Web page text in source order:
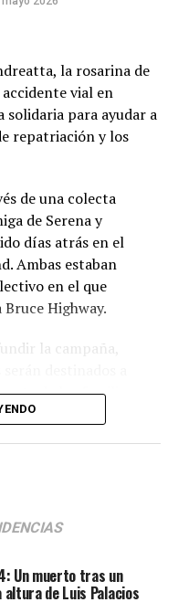
e inversión
N.º 12.937
elFondo de
se financia
Derecho de
por bancos y
de insumos,
de infraestructura
contempla el
y Merenderos
de cuentas,
y controles
municipal
había aumentado
que durante2026
adicional
el impacto del
Tras largas
materiales
de hectáreas de
el felino que
del lugar apenas se
en la
la rosarina de
vial en
para ayudar a
repatriación y los
de una colecta
de Serena y
días atrás en el
Ambas estaban
en el que
Highway.
la campaña,
de los familiares
costos funerarios y
en Townsville
Un muerto tras un
altura de Luis Palacios